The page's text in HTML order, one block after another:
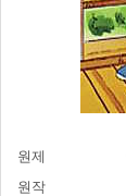
원제
원작